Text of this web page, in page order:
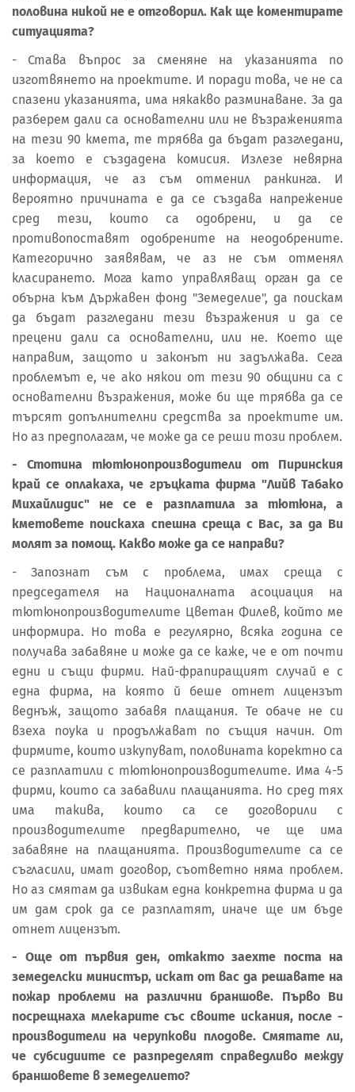
половина никой не е отговорил. Как ще коментирате
ситуацията?
- Става въпрос за сменяне на указанията по
изготвянето на проектите. И поради това, че не са
спазени указанията, има някакво разминаване. За да
разберем дали са основателни или не възраженията
на тези 90 кмета, те трябва да бъдат разгледани,
за което е създадена комисия. Излезе невярна
информация, че аз съм отменил ранкинга. И
вероятно причината е да се създава напрежение
сред тези, които са одобрени, и да се
противопоставят одобрените на неодобрените.
Категорично заявявам, че аз не съм отменял
класирането. Мога като управляващ орган да се
обърна към Държавен фонд "Земеделие", да поискам
да бъдат разгледани тези възражения и да се
прецени дали са основателни, или не. Което ще
направим, защото и законът ни задължава. Сега
проблемът е, че ако някои от тези 90 общини са с
основателни възражения, може би ще трябва да се
търсят допълнителни средства за проектите им.
Но аз предполагам, че може да се реши този проблем.
- Стотина тютюнопроизводители от Пиринския
край се оплакаха, че гръцката фирма "Лийв Табако
Михайлидис" не се е разплатила за тютюна, а
кметовете поискаха спешна среща с Вас, за да Ви
молят за помощ. Какво може да се направи?
- Запознат съм с проблема, имах среща с
председателя на Националната асоциация на
тютюнопроизводителите Цветан Филев, който ме
информира. Но това е регулярно, всяка година се
получава забавяне и може да се каже, че е от почти
едни и същи фирми. Най-фрапиращият случай е с
една фирма, на която й беше отнет лицензът
веднъж, защото забавя плащания. Те обаче не си
взеха поука и продължават по същия начин. От
фирмите, които изкупуват, половината коректно са
се разплатили с тютюнопроизводителите. Има 4-5
фирми, които са забавили плащанията. Но сред тях
има такива, които са се договорили с
производителите предварително, че ще има
забавяне на плащанията. Производителите са се
съгласили, имат договор, съответно няма проблем.
Но аз смятам да извикам една конкретна фирма и да
им дам срок да се разплатят, иначе ще им бъде
отнет лицензът.
- Още от първия ден, откакто заехте поста на
земеделски министър, искат от вас да решавате на
пожар проблеми на различни браншове. Първо Ви
посрещнаха млекарите със своите искания, после -
производители на черупкови плодове. Смятате ли,
че субсидиите се разпределят справедливо между
браншовете в земеделието?